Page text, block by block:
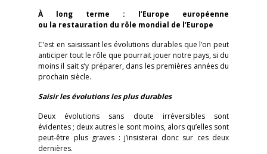
À long terme : l’Europe européenne
ou la restauration du rôle mondial de l’Europe
C’est en saisissant les évolutions durables que l’on peut
anticiper tout le rôle que pourrait jouer notre pays, si du
moins il sait s’y préparer, dans les premières années du
prochain siècle.
Saisir les évolutions les plus durables
Deux évolutions sans doute irréversibles sont
évidentes ; deux autres le sont moins, alors qu’elles sont
peut-être plus graves : j’insisterai donc sur ces deux
dernières.